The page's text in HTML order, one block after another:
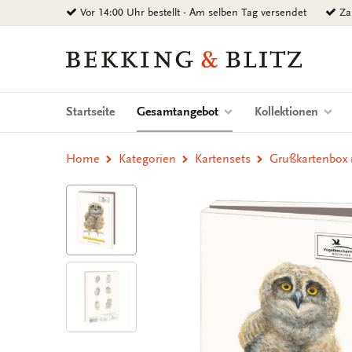
zum
Vor 14:00 Uhr bestellt - Am selben Tag versendet
Bekking
Blitz
Uitgevers
Startseite Gesamtangebot (current)Kollektionen
Home Kategorien Kartensets Grußkartenbox